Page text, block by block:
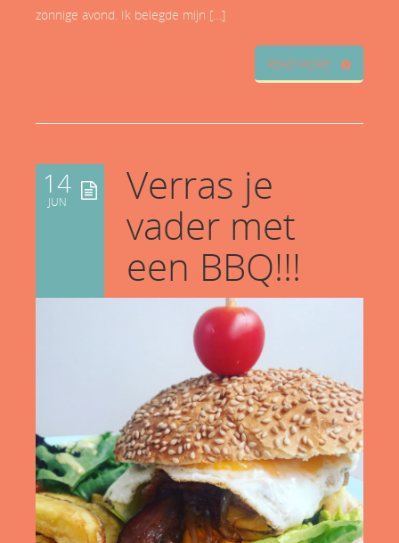
zonnige avond. Ik belegde mijn […]
READ MORE
14
JUN
Verras je
vader met
een BBQ!!!